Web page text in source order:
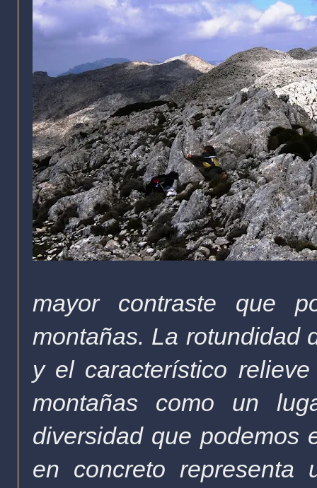
mayor contraste que
montañas. La rotundidad
y el característico
montañas como un
diversidad que podemos
en concreto